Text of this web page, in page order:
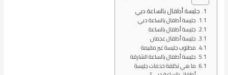
جليسة أطفال بالساعة دبي
جليسة أطفال بالساعة دبي
جليسة أطفال بالساعة
جليسة أطفال عجمان
مطلوب جليسة غير مقيمة
جليسة أطفال بالساعة الشارقة
ما هي تكلفة خدمات جليسة